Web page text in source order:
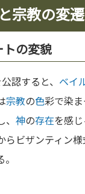
宗教の変遷
の変貌
認すると、 ベイ
宗教の色彩で染ま
神の存在を感
らビザンティン様